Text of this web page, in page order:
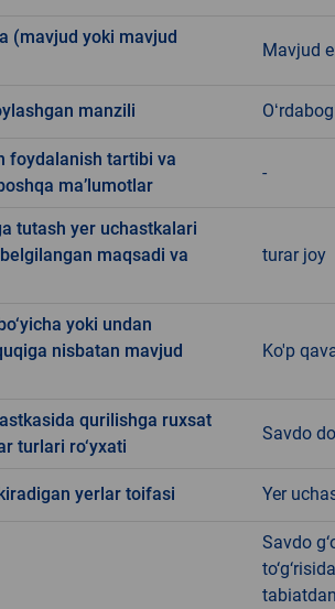
(mavjud yoki mavjud
Mavjud
manzili
foydalanish tartibi va
ma’lumotlar
-
tutash yer uchastkalari
maqsadi va
turar joy
yoki undan
nisbatan mavjud
Ko'p
qurilishga ruxsat
turlari ro‘yxati
Savdo
yerlar toifasi Yer
Savdo